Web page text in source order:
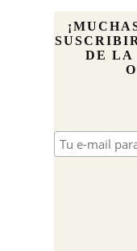
DE LA